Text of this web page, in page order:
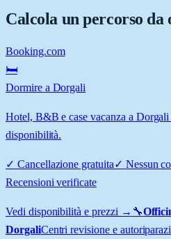
Calcola un percorso da
Booking.com
🛏️
Dormire a Dorgali
Hotel, B&B e case vacanza a
disponibilità.
✓ Cancellazione gratuita✓ Nessun
Recensioni verificate
Vedi disponibilità e prezzi → 🔧
DorgaliCentri revisione e